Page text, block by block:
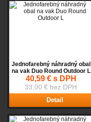
Jednofarebný náhradný obal
na vak Duo Round Outdoor L
40,59 € s DPH
33,00 € bez DPH
Detail